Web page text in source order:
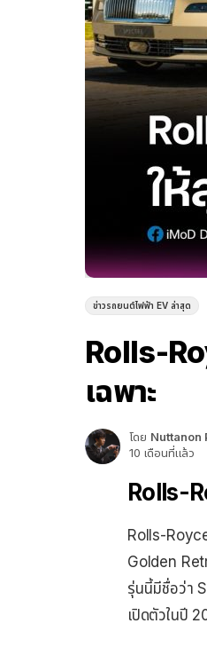
ข่าวรถยนต์ไฟฟ้า EV ล่าสุด
Rolls-
เฉพาะ
โดย Nuttanon
10 เดือนที่แล้ว
Rolls-
Rolls-
Golden
รุ่นนี้มีชื่อว่า
เปิดตัวในปี